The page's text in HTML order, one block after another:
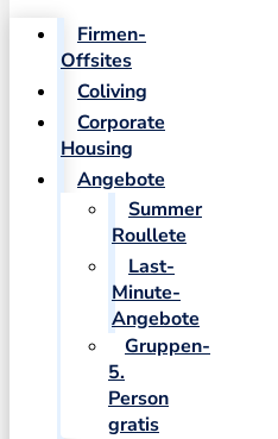
Firmen-
Offsites
Coliving
Corporate
Housing
Angebote
Summer
Roullete
Last-
Minute-
Angebote
Gruppen-
5.
Person
gratis